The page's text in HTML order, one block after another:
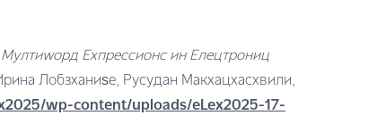
Еxпрессионс ин Елецтрониц
Лобзханиѕе, Русудан Макхацхасхвили,
wp-content/uploads/eLex2025-17-